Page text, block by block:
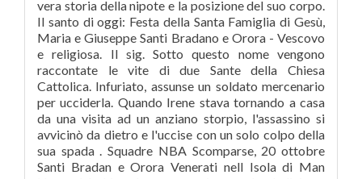
vera storia della nipote e la posizione del suo corpo.
Il santo di oggi: Festa della Santa Famiglia di Gesù,
Maria e Giuseppe Santi Bradano e Orora - Vescovo
e religiosa. Il sig. Sotto questo nome vengono
raccontate le vite di due Sante della Chiesa
Cattolica. Infuriato, assunse un soldato mercenario
per ucciderla. Quando Irene stava tornando a casa
da una visita ad un anziano storpio, l'assassino si
avvicinò da dietro e l'uccise con un solo colpo della
sua spada . Squadre NBA Scomparse, 20 ottobre
Santi Bradan e Orora Venerati nell Isola di Man